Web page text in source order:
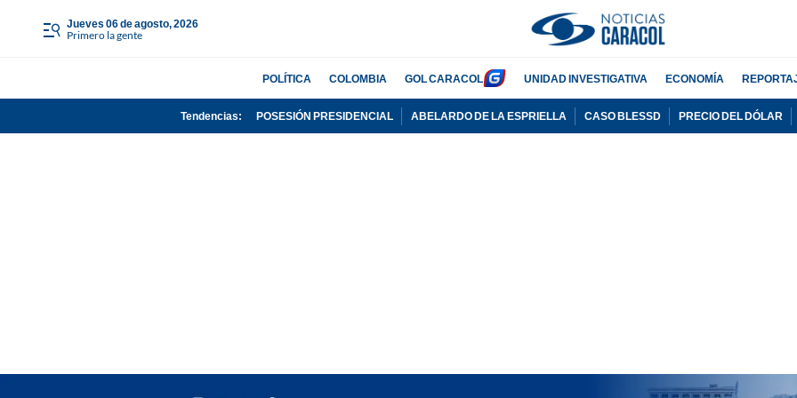
jueves 06 de agosto, 2026
Primero la gente
POLÍTICA COLOMBIA GOL CARACOL UNIDAD INVESTIGATIVA ECONOMÍA
Tendencias: POSESIÓN PRESIDENCIAL ABELARDO DE LA ESPRIELLA CASO BLESSD PRECIO DEL DÓLAR